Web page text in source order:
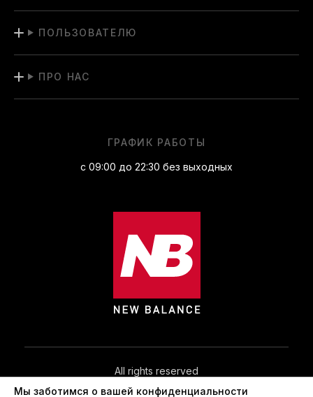
ПОЛЬЗОВАТЕЛЮ
ПРО НАС
ГРАФИК РАБОТЫ
с 09:00 до 22:30 без выходных
All rights reserved
Мы заботимся о вашей конфиденциальности